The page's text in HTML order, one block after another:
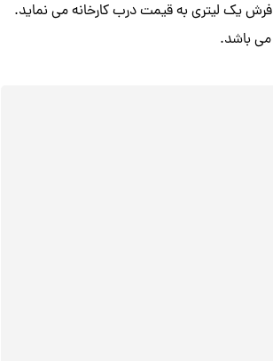
یک لیتری به قیمت درب کارخانه می نماید.
باشد.